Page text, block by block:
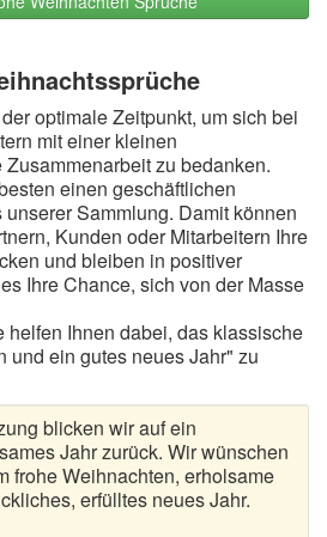
optimale Zeitpunkt, um sich bei
mit einer kleinen
zu bedanken.
einen geschäftlichen
Sammlung. Damit können
Kunden oder Mitarbeitern Ihre
und bleiben in positiver
Ihre Chance, sich von der Masse
helfen Ihnen dabei, das klassische
und ein gutes neues Jahr" zu
blicken wir auf ein
Jahr zurück. Wir wünschen
frohe Weihnachten, erholsame
erfülltes neues Jahr.